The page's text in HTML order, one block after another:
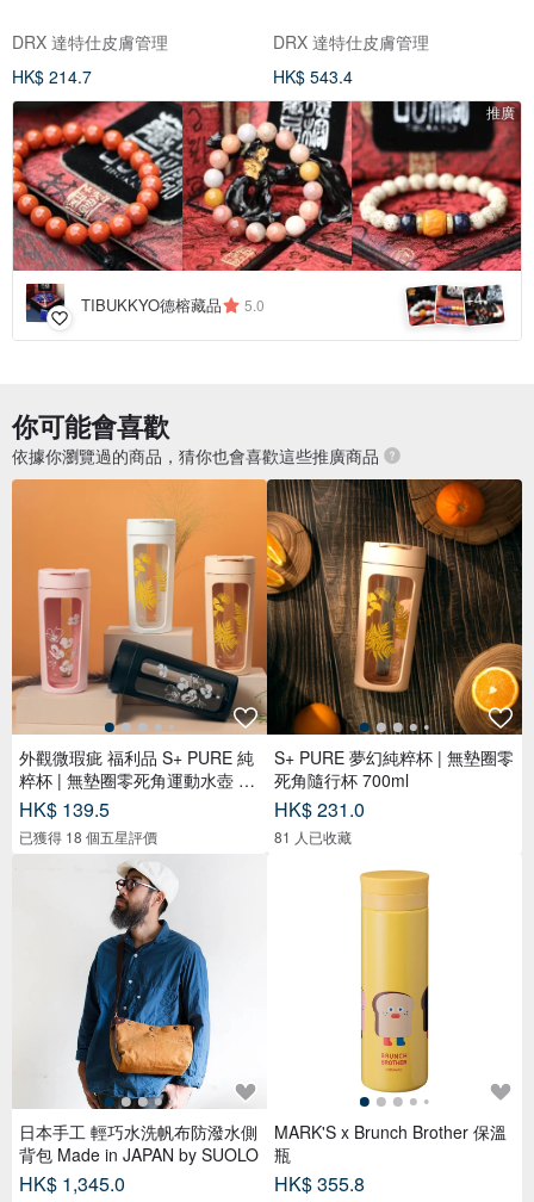
DRX 達特仕皮膚管理
HK$ 214.7
DRX 達特仕皮膚管理
HK$ 543.4
推廣
TIBUKKYO德榕藏品 5.0 +4
你可能會喜歡
依據你瀏覽過的商品，猜你也會喜歡這些推廣商品
外觀微瑕疵 福利品 S+ PURE 純
粹杯 | 無墊圈零死角運動水壺 70
0m
HK$ 139.5
已獲得 18 個五星評價
日本手工 輕巧水洗帆布防潑水側
背包 Made in JAPAN by SUOLO
HK$ 1,345.0
S+ PURE 夢幻純粹杯 | 無墊圈零
死角隨行杯 700ml
HK$ 231.0
81 人已收藏
MARK'S x Brunch Brother 保溫
瓶
HK$ 355.8